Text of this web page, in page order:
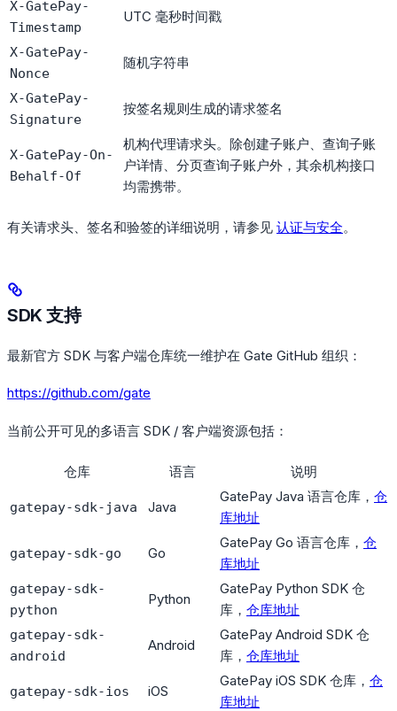
X-GatePay-
Timestamp
UTC 毫秒时间戳
X-GatePay-
Nonce
随机字符串
X-GatePay-
Signature
按签名规则生成的请求签名
X-GatePay-On-
Behalf-Of
机构代理请求头。除创建子账户、查询子账
户详情、分页查询子账户外，其余机构接口
均需携带。
有关请求头、签名和验签的详细说明，请参见 认证与安全。
SDK 支持
最新官方 SDK 与客户端仓库统一维护在 Gate GitHub 组织：
https://github.com/gate
当前公开可见的多语言 SDK / 客户端资源包括：
仓库 语言 说明
gatepay-sdk-java Java
GatePay Java 语言仓库， 仓
库地址
gatepay-sdk-go Go
GatePay Go 语言仓库， 仓
库地址
gatepay-sdk-
python
Python
GatePay Python SDK 仓
库， 仓库地址
gatepay-sdk-
android
Android
GatePay Android SDK 仓
库， 仓库地址
gatepay-sdk-ios iOS
GatePay iOS SDK 仓库， 仓
库地址